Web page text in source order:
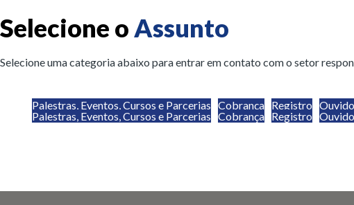
Selecione oAssunto
Selecione uma categoria abaixo para entrar em contato com o setor
Palestras, Eventos, Cursos e Parcerias Cobrança Registro
Palestras, Eventos, Cursos e Parcerias Cobrança Registro